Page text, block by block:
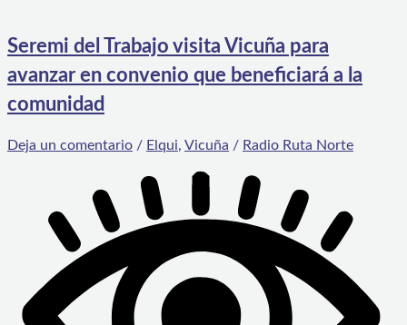
Seremi del Trabajo visita Vicuña para
avanzar en convenio que beneficiará a la
comunidad
Deja un comentario / Elqui, Vicuña / Radio Ruta Norte